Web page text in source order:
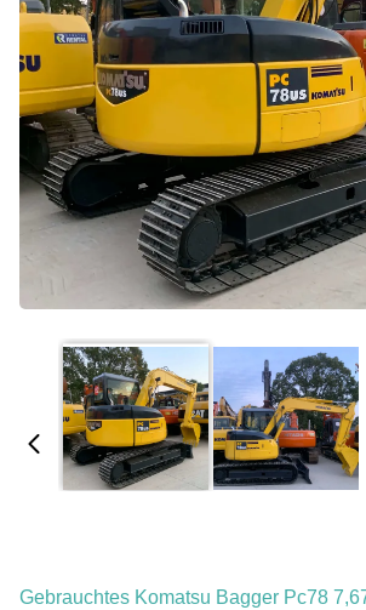
Gebrauchtes Komatsu Bagger Pc78